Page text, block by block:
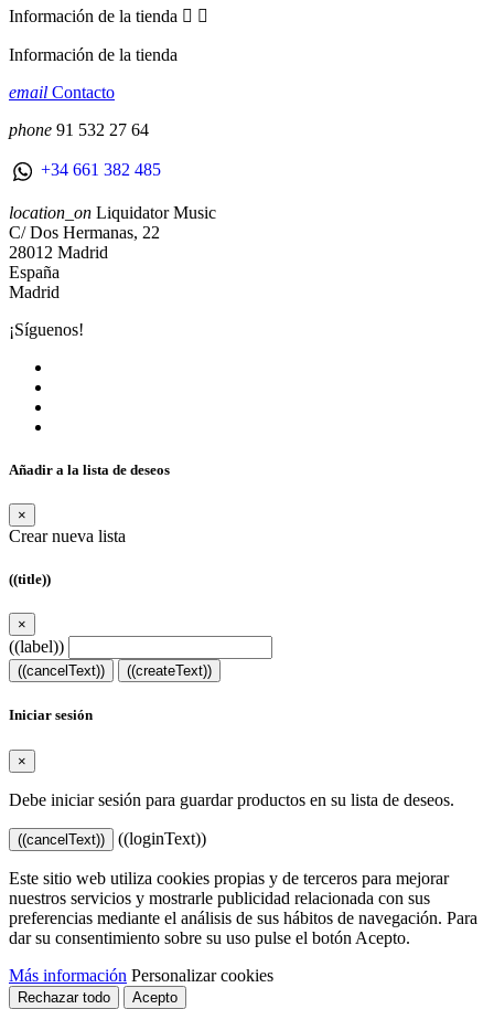
Información de la tienda  
Información de la tienda
email Contacto
phone 91 532 27 64
+34 661 382 485
location_on Liquidator Music
C/ Dos Hermanas, 22
28012 Madrid
España
Madrid
¡Síguenos!
Añadir a la lista de deseos
×
Crear nueva lista
((title))
×
((label))
((cancelText)) ((createText))
Iniciar sesión
×
Debe iniciar sesión para guardar productos en su lista de deseos.
((cancelText)) ((loginText))
Este sitio web utiliza cookies propias y de terceros para mejorar
nuestros servicios y mostrarle publicidad relacionada con sus
preferencias mediante el análisis de sus hábitos de navegación. Para
dar su consentimiento sobre su uso pulse el botón Acepto.
Más información Personalizar cookies
Rechazar todo Acepto